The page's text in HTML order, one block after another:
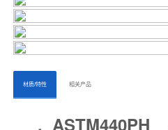
ㅤㅤ材质/特性ㅤㅤ ㅤㅤ相关产品ㅤㅤㅤ